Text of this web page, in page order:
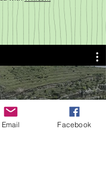
Brücken 2
Email Facebook